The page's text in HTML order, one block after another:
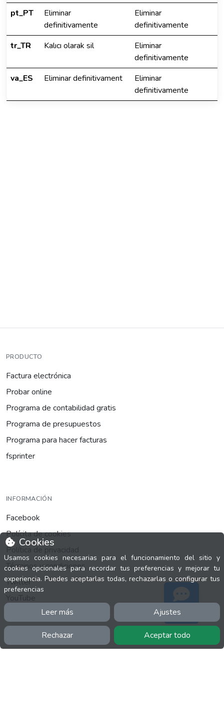
pt_PT
Eliminar
definitivamente
Eliminar
definitivamente
tr_TR
Kalıcı olarak sil
Eliminar
definitivamente
va_ES
Eliminar definitivament
Eliminar
definitivamente
Cookies
Usamos cookies necesarias para el funcionamiento del sitio y
cookies opcionales para recordar tus preferencias y mejorar tu
experiencia. Puedes aceptarlas todas, rechazarlas o configurar tus
preferencias
Leer más Ajustes
Rechazar Aceptar todo
PRODUCTO
Factura electrónica
Probar online
Programa de contabilidad gratis
Programa de presupuestos
Programa para hacer facturas
fsprinter
INFORMACIÓN
Facebook
Polícita de cookies
Política de privacidad
Términos y condiciones
Twitter
Soporte